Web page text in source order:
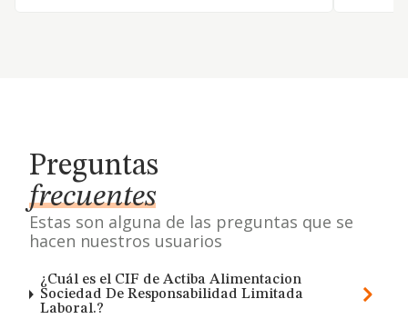
Preguntas
frecuentes
Estas son alguna de las preguntas que se
hacen nuestros usuarios
¿Cuál es el CIF de Actiba Alimentacion
Sociedad De Responsabilidad Limitada
Laboral.?